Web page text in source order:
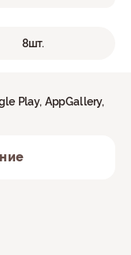
8шт.
Play, AppGallery,